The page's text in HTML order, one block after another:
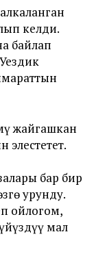
келди.
байлап
жайгашкан
элестетет.
бар бир
урунду.
ойлогом,
мал